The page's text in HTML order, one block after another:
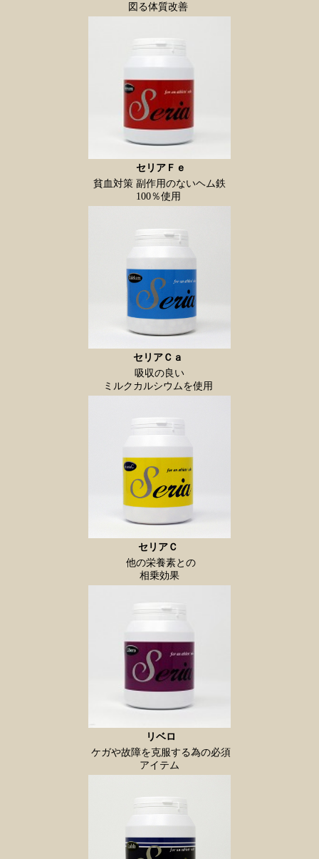
図る体質改善
セリアＦｅ
貧血対策 副作用のないヘム鉄
100％使用
セリアＣａ
吸収の良い
ミルクカルシウムを使用
セリアＣ
他の栄養素との
相乗効果
リベロ
ケガや故障を克服する為の必須
アイテム